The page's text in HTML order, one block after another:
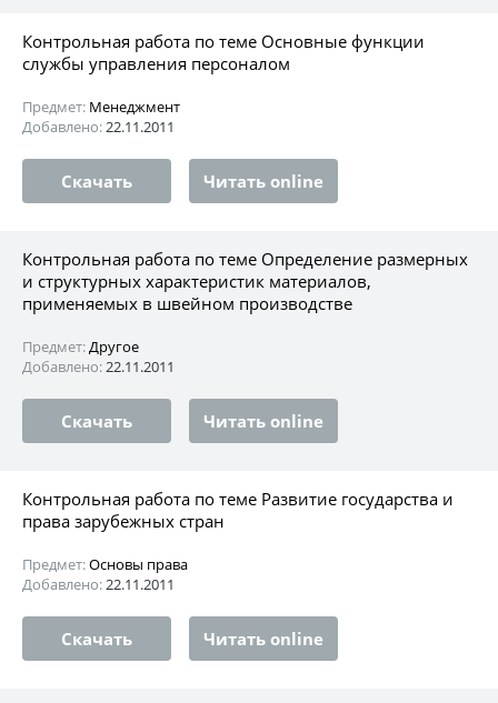
Контрольная работа по теме Основные функции
службы управления персоналом
Предмет: Менеджмент
Добавлено:22.11.2011
Скачать Читать online
Контрольная работа по теме Определение размерных
и структурных характеристик материалов,
применяемых в швейном производстве
Предмет:Другое
Добавлено:22.11.2011
Скачать Читать online
Контрольная работа по теме Развитие государства и
права зарубежных стран
Предмет:Основы права
Добавлено:22.11.2011
Скачать Читать online